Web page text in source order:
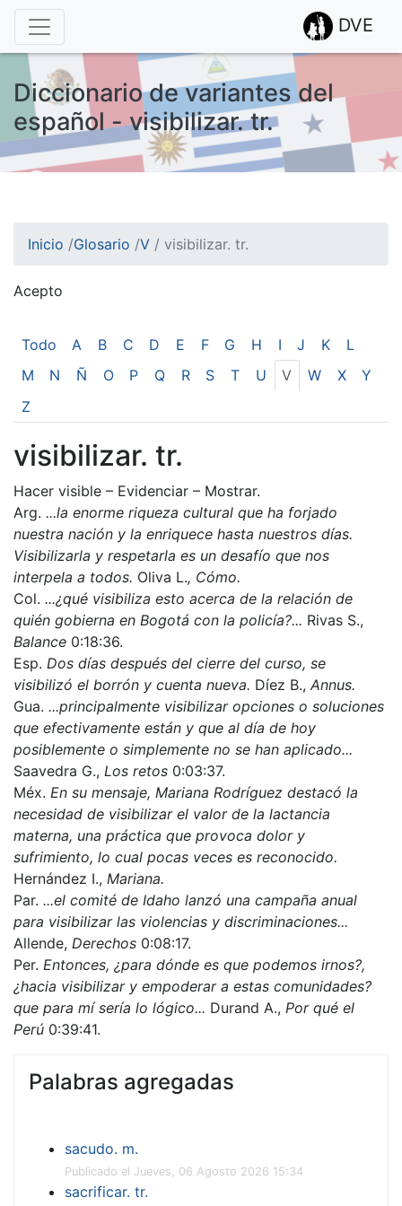
DVE
Diccionario de variantes del
español - visibilizar. tr.
Inicio /Glosario /V / visibilizar. tr.
Acepto
Todo A B C D E F G H I J K
L
M
N Ñ O P Q R S T U V W X
Y
Z
visibilizar. tr.
Hacer visible – Evidenciar – Mostrar.
Arg. ...la enorme riqueza cultural que ha forjado
nuestra nación y la enriquece hasta nuestros días.
Visibilizarla y respetarla es un desafío que nos
interpela a todos. Oliva L., Cómo.
Col. ...¿qué visibiliza esto acerca de la relación de
quién gobierna en Bogotá con la policía?... Rivas S.,
Balance 0:18:36.
Esp. Dos días después del cierre del curso, se
visibilizó el borrón y cuenta nueva. Díez B., Annus.
Gua. ...principalmente visibilizar opciones o soluciones
que efectivamente están y que al día de hoy
posiblemente o simplemente no se han aplicado...
Saavedra G., Los retos 0:03:37.
Méx. En su mensaje, Mariana Rodríguez destacó la
necesidad de visibilizar el valor de la lactancia
materna, una práctica que provoca dolor y
sufrimiento, lo cual pocas veces es reconocido.
Hernández I., Mariana.
Par. ...el comité de Idaho lanzó una campaña anual
para visibilizar las violencias y discriminaciones...
Allende, Derechos 0:08:17.
Per. Entonces, ¿para dónde es que podemos irnos?,
¿hacia visibilizar y empoderar a estas comunidades?
que para mí sería lo lógico... Durand A., Por qué el
Perú 0:39:41.
Palabras agregadas
sacudo. m.
Publicado el Jueves, 06 Agosto 2026 15:34
sacrificar. tr.